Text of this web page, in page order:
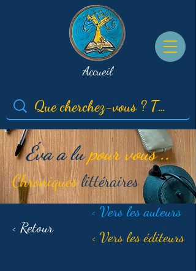
Accueil
Éva a lupour vous ..
Chroniqueslittéraires
< Retour
< Vers les auteurs
< Vers les éditeurs